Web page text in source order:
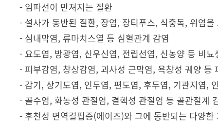
- 임파선이 만져지는 질환
- 설사가 동반된 질환, 장염, 장티푸스, 식중독, 위염
- 심내막염, 류마치스열 등 심혈관계 감염
- 요도염, 방광염, 신우신염, 전립선염, 신농양 등 비뇨
- 피부감염, 창상감염, 괴사성 근막염, 욕창성 궤양 등
- 감기, 상기도염, 인두염, 편도염, 후두염, 기관지염,
- 골수염, 화농성 관절염, 결핵성 관절염 등 골관절계
- 후천성 면역결핍증(에이즈)와 그에 동반되는 다양한